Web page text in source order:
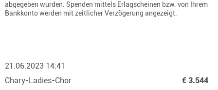
abgegeben wurden. Spenden mittels Erlagscheinen bzw. von Ihrem
Bankkonto werden mit zeitlicher Verzögerung angezeigt.
21.06.2023 14:41
Chary-Ladies-Chor
€ 3.544